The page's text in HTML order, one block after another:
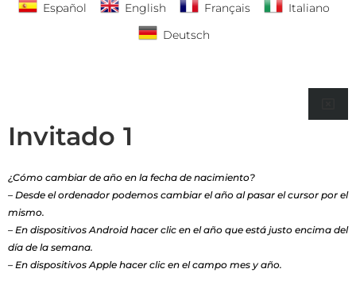
Español English Français
Italiano
Deutsch
Invitado
¿Cómo cambiar de año en la fecha de nacimiento?
– Desde el ordenador podemos cambiar el año al pasar el cursor por el
mismo.
– En dispositivos Android hacer clic en el año que está justo encima del
día de la semana.
– En dispositivos Apple hacer clic en el campo mes y año.